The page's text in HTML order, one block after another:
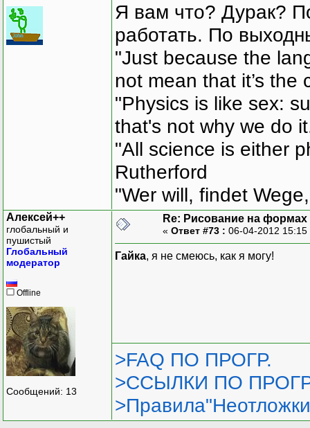
Я вам что? Дурак?
работать. По
"Just because the
not mean that it’s the
"Physics is like sex:
that's not why we do
"All science is either
Rutherford
"Wer will, findet
Алексей++
глобальный и
пушистый
Глобальный
модератор
Offline
Сообщений: 13
Re: Рисование на формах
« Ответ #73 : 06-04-2012
Гайка, я не смеюсь, как я могу!
>FAQ ПО ПРОГР.
>ССЫЛКИ ПО